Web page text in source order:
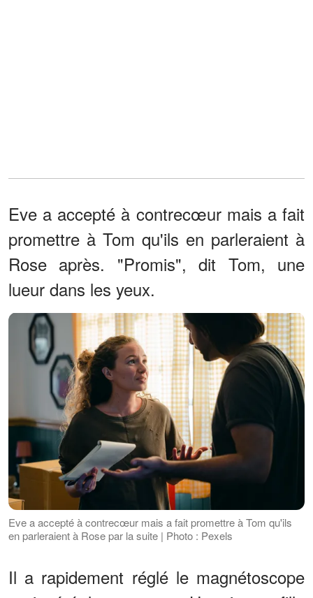
Eve a accepté à contrecœur mais a fait
promettre à Tom qu'ils en parleraient à
Rose après. "Promis", dit Tom, une
lueur dans les yeux.
Eve a accepté à contrecœur mais a fait promettre à Tom qu'ils
en parleraient à Rose par la suite | Photo : Pexels
Il a rapidement réglé le magnétoscope